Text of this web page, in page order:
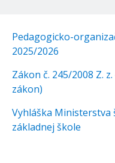
Pedagogicko-
2025/2026
Zákon č. 245/2008 Z.
zákon)
Vyhláška Ministerstva
základnej škole